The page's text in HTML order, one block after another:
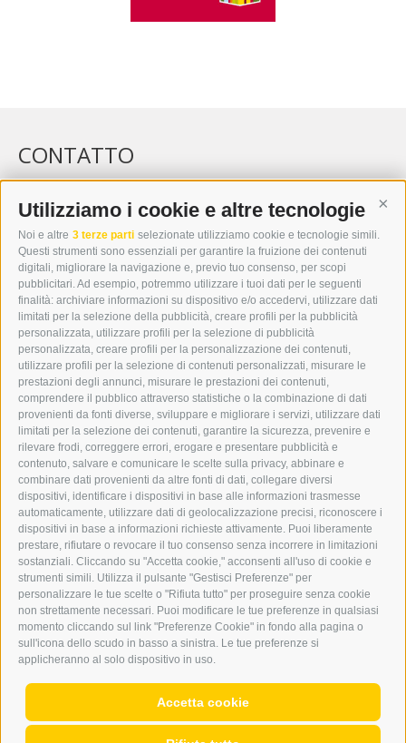
Utilizziamo i cookie e altre tecnologie
Noi e altre 3 terze parti selezionate utilizziamo cookie e tecnologie simili.
Questi strumenti sono essenziali per garantire la fruizione dei contenuti
digitali, migliorare la navigazione e, previo tuo consenso, per scopi
pubblicitari. Ad esempio, potremmo utilizzare i tuoi dati per le seguenti
finalità: archiviare informazioni su dispositivo e/o accedervi, utilizzare dati
limitati per la selezione della pubblicità, creare profili per la pubblicità
personalizzata, utilizzare profili per la selezione di pubblicità
personalizzata, creare profili per la personalizzazione dei contenuti,
utilizzare profili per la selezione di contenuti personalizzati, misurare le
prestazioni degli annunci, misurare le prestazioni dei contenuti,
comprendere il pubblico attraverso statistiche o la combinazione di dati
provenienti da fonti diverse, sviluppare e migliorare i servizi, utilizzare dati
limitati per la selezione dei contenuti, garantire la sicurezza, prevenire e
rilevare frodi, correggere errori, erogare e presentare pubblicità e
contenuto, salvare e comunicare le scelte sulla privacy, abbinare e
combinare dati provenienti da altre fonti di dati, collegare diversi
dispositivi, identificare i dispositivi in base alle informazioni trasmesse
automaticamente, utilizzare dati di geolocalizzazione precisi, riconoscere i
dispositivi in base a informazioni richieste attivamente. Puoi liberamente
prestare, rifiutare o revocare il tuo consenso senza incorrere in limitazioni
sostanziali. Cliccando su "Accetta cookie," acconsenti all'uso di cookie e
strumenti simili. Utilizza il pulsante "Gestisci Preferenze" per
personalizzare le tue scelte o "Rifiuta tutto" per proseguire senza cookie
non strettamente necessari. Puoi modificare le tue preferenze in qualsiasi
momento cliccando sul link "Preferenze Cookie" in fondo alla pagina o
sull'icona dello scudo in basso a sinistra. Le tue preferenze si
applicheranno al solo dispositivo in uso.
Accetta cookie
CONTATTO
WIPP-MEDIA GMBH
DER ERKER
I-39049 VIPITENO
TEL.: +39 0472 766876
GRAFIK@DERERKER.IT
INFO@DERERKER.IT
BARBARA.FONTANA@DERERKER.IT
ERKER
PUBBLICITÀ NELL’ERKER
PUBBLICITÀ ONLINE
ADDEBITO DIRETTO SEPA
REGOLAMENTO COMMENTI
ONLINE VOTING
SERVICE
EVENTI
ANNUNCI
LINK UTILI
METEO
WEBCAM
VIDEO
NECROLOGI